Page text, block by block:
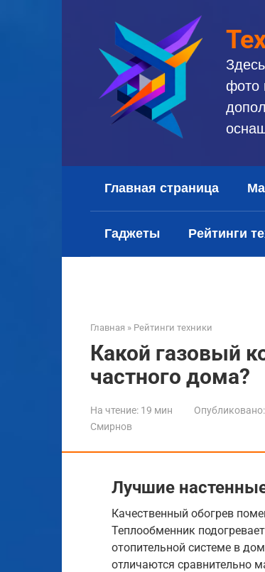
фото
Главная страница
Гаджеты Рейтинги
Главная » Рейтинги техники
Какой газовый
частного дома?
На чтение: 19 мин Опубликовано:
Смирнов
Лучшие
Качественный обогрев
Теплообменник
отопительной системе в
отличаются сравнительно